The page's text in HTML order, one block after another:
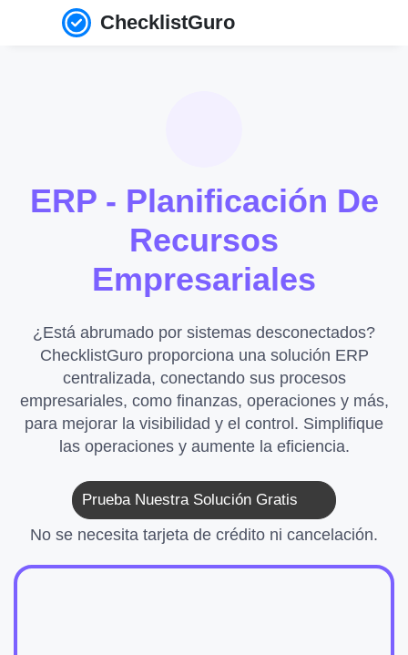
ChecklistGuro
ERP - Planificación De
Recursos
Empresariales
¿Está abrumado por sistemas desconectados?
ChecklistGuro proporciona una solución ERP
centralizada, conectando sus procesos
empresariales, como finanzas, operaciones y más,
para mejorar la visibilidad y el control. Simplifique
las operaciones y aumente la eficiencia.
Prueba Nuestra Solución Gratis
No se necesita tarjeta de crédito ni cancelación.